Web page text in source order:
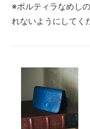
※ポルティラなめし
れないようにしてく